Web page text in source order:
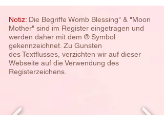
Notiz: Die Begriffe Womb Blessing" & "Moon
Mother" sind im Register eingetragen und
werden daher mit dem ® Symbol
gekennzeichnet. Zu Gunsten
desTextflusses, verzichten wir auf dieser
Webseite auf die Verwendung des
Registerzeichens.